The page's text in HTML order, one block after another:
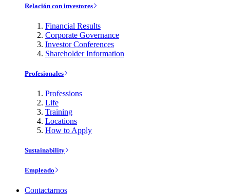
Relación con investores
Financial Results
Corporate Governance
Investor Conferences
Shareholder Information
Profesionales
Professions
Life
Training
Locations
How to Apply
Sustainability
Empleado
Contactarnos